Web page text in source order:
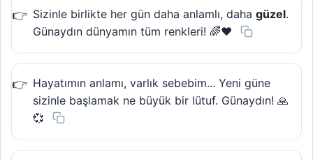
Sizinle birlikte her gün daha anlamlı, daha güzel.
Günaydın dünyamın tüm renkleri! 🌈❤️
Hayatımın anlamı, varlık sebebim... Yeni güne
sizinle başlamak ne büyük bir lütuf. Günaydın! 🙏
💞